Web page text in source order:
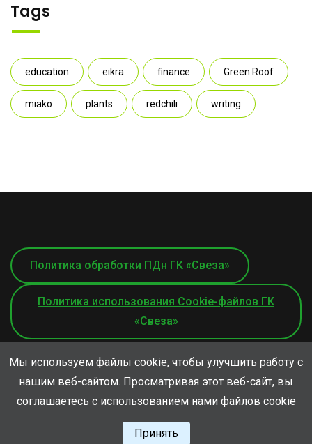
Tags
education eikra finance Green Roof
miako plants redchili writing
Политика обработки ПДн ГК «Свеза»
Политика использования Cookie-файлов ГК
«Свеза»
© ООО «СВЕЗА-Лес», 2026
Мы используем файлы cookie, чтобы улучшить работу с
нашим веб-сайтом. Просматривая этот веб-сайт, вы
соглашаетесь с использованием нами файлов cookie
Принять